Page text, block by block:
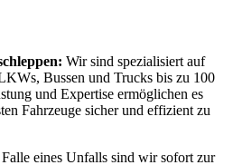
Wir sind spezialisiert auf
Bussen und Trucks bis zu 100
und Expertise ermöglichen es
Fahrzeuge sicher und effizient zu
eines Unfalls sind wir sofort zur